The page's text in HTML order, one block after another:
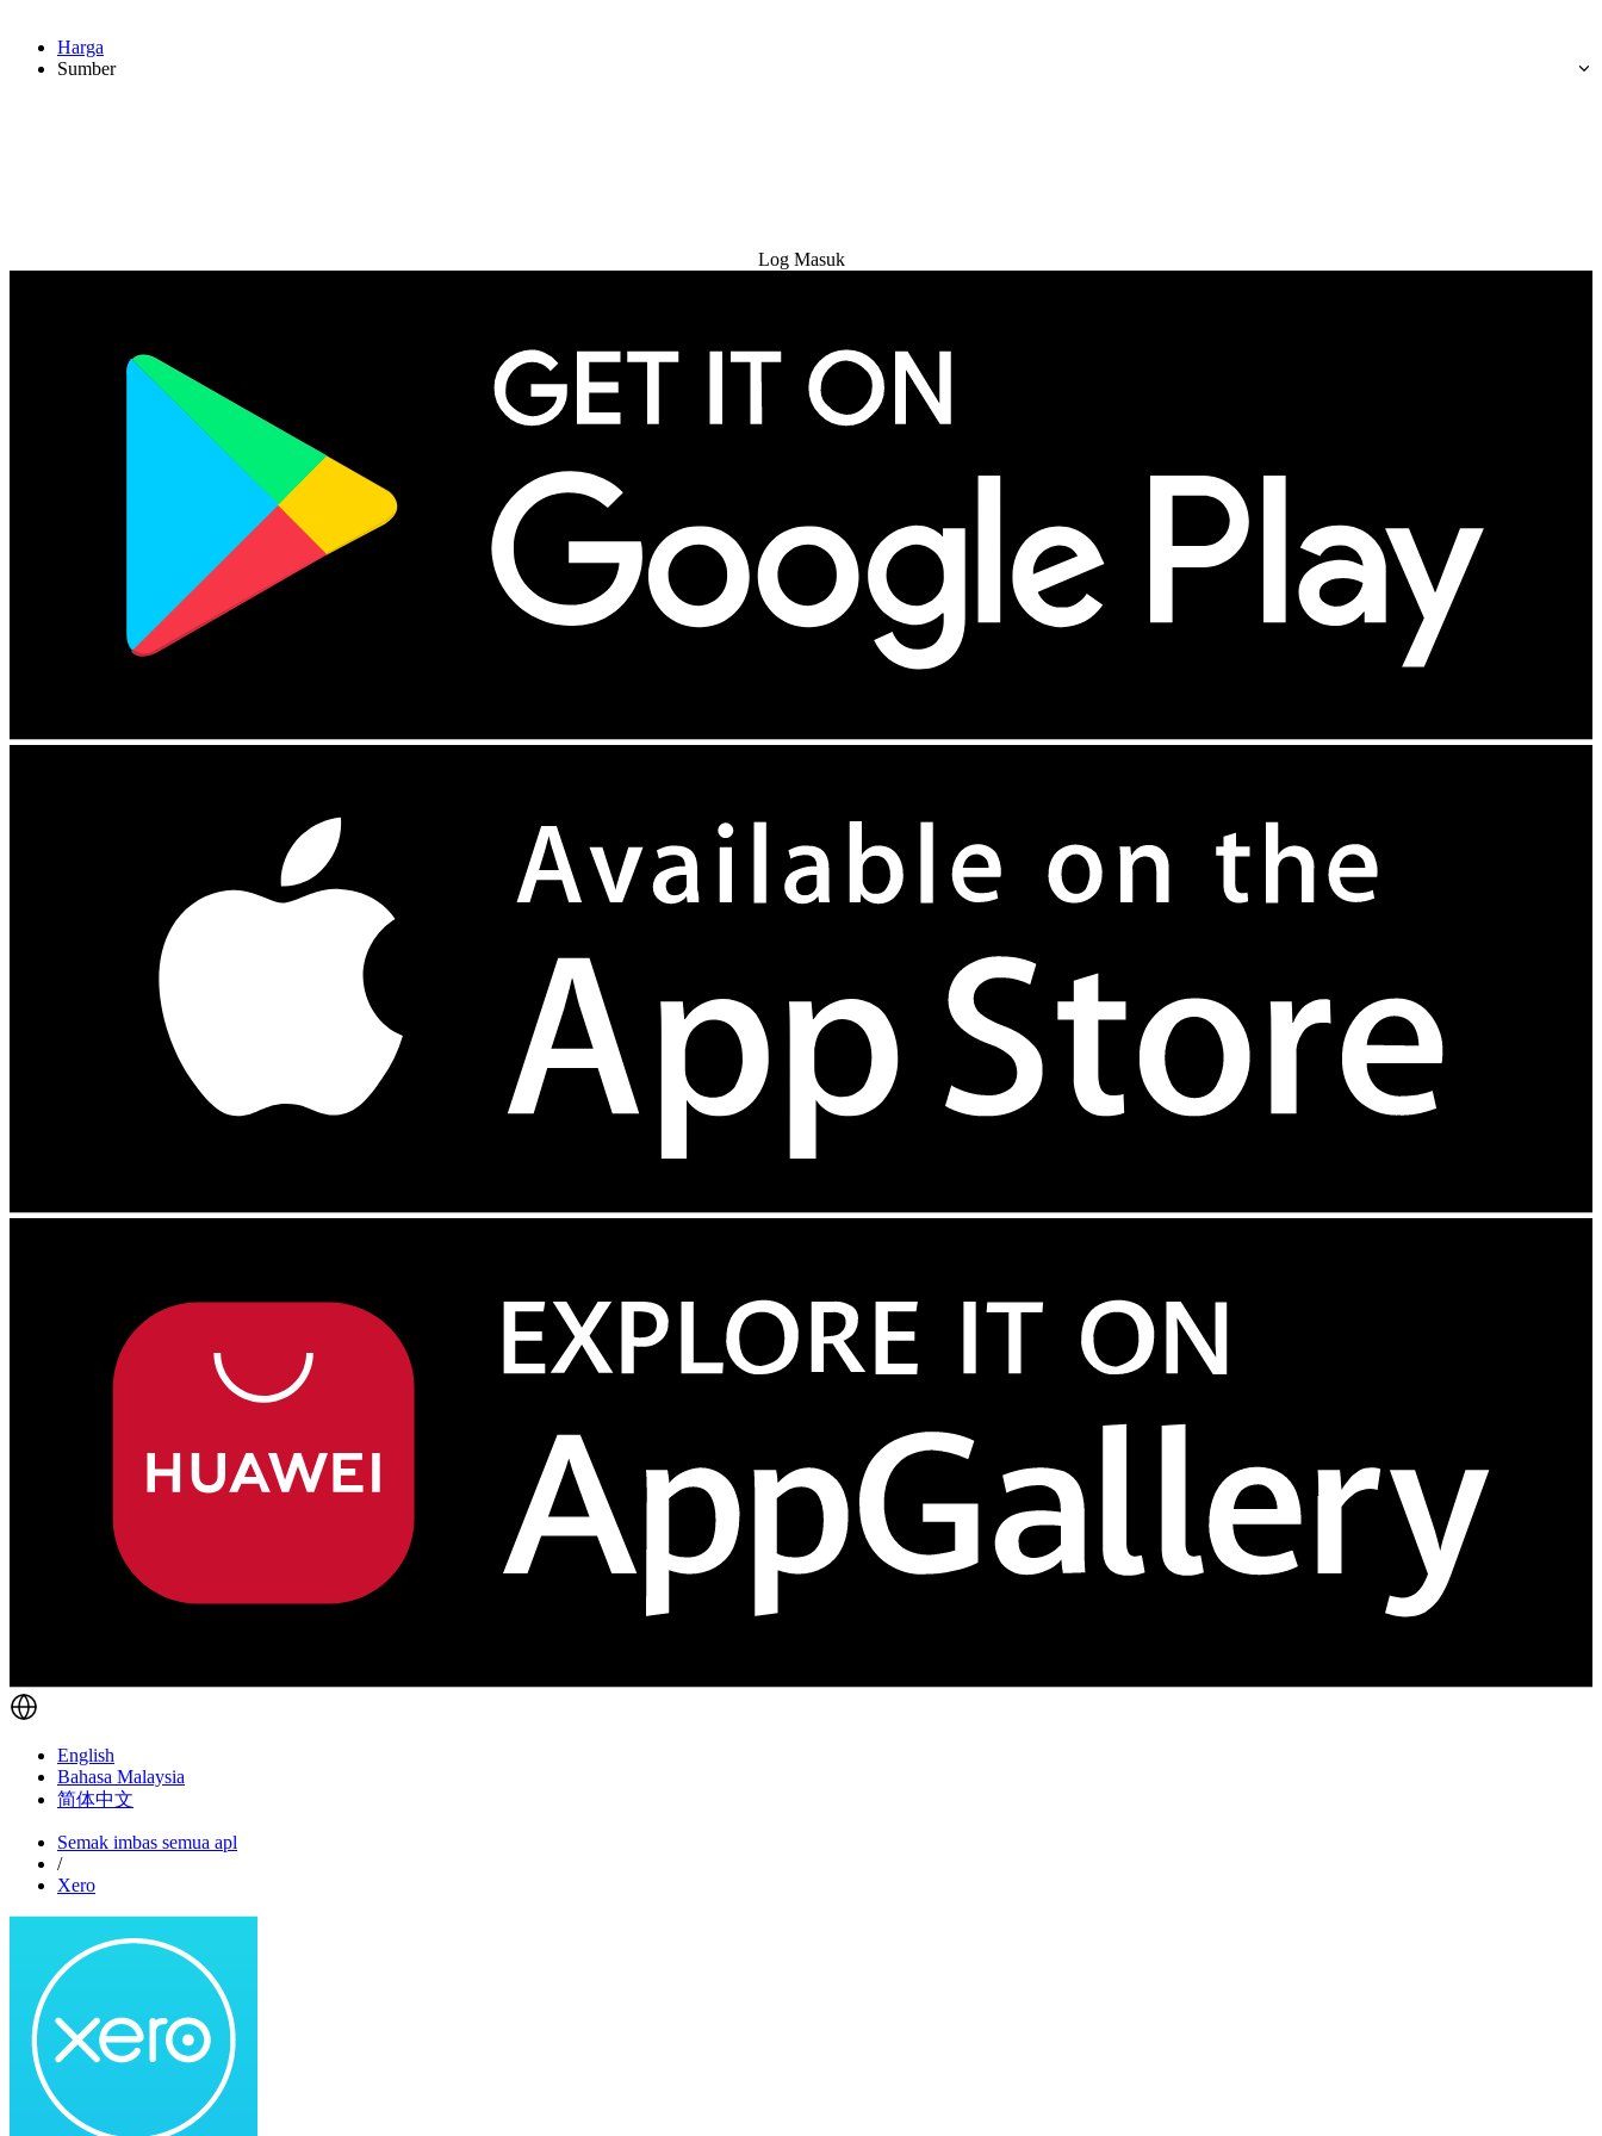
Harga
Sumber
Log Masuk
English
Bahasa Malaysia
简体中文
Semak imbas semua apl
/
Xero